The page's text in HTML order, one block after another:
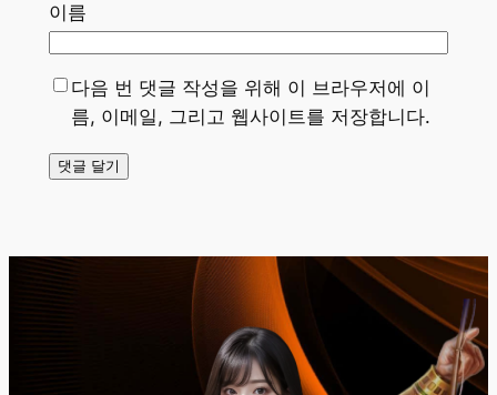
이름
다음 번 댓글 작성을 위해 이 브라우저에 이
름, 이메일, 그리고 웹사이트를 저장합니다.